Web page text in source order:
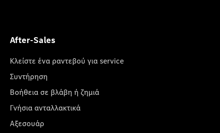
After-Sales
Κλείστε ένα ραντεβού για service
Συντήρηση
Βοήθεια σε βλάβη ή ζημιά
Γνήσια ανταλλακτικά
Αξεσουάρ